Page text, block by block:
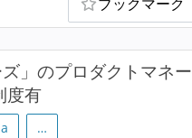
」のプロダクトマネー
度有
…